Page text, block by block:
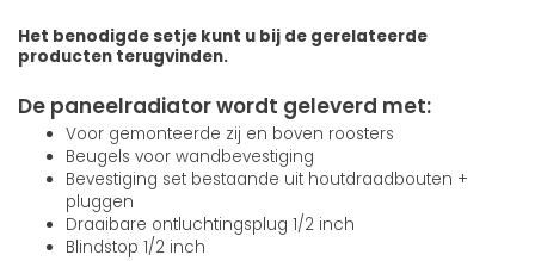
Het benodigde setje kunt u bij de gerelateerde
producten terugvinden.
De paneelradiator wordt geleverd met:
Voor gemonteerde zij en boven roosters
Beugels voor wandbevestiging
Bevestiging set bestaande uit houtdraadbouten +
pluggen
Draaibare ontluchtingsplug 1/2 inch
Blindstop 1/2 inch